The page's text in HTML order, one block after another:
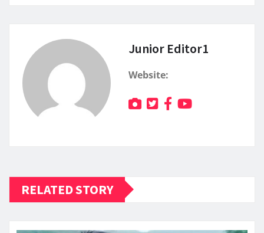
Junior Editor1
Website:
RELATED STORY